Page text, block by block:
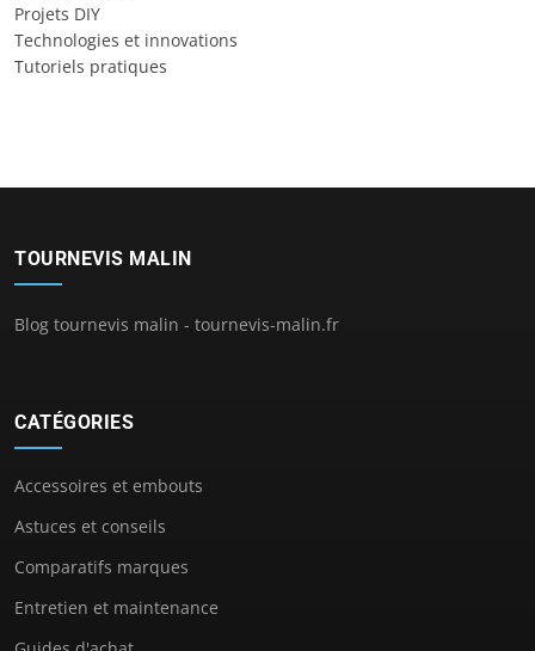
Projets DIY
Technologies et innovations
Tutoriels pratiques
TOURNEVIS MALIN
Blog tournevis malin - tournevis-malin.fr
CATÉGORIES
Accessoires et embouts
Astuces et conseils
Comparatifs marques
Entretien et maintenance